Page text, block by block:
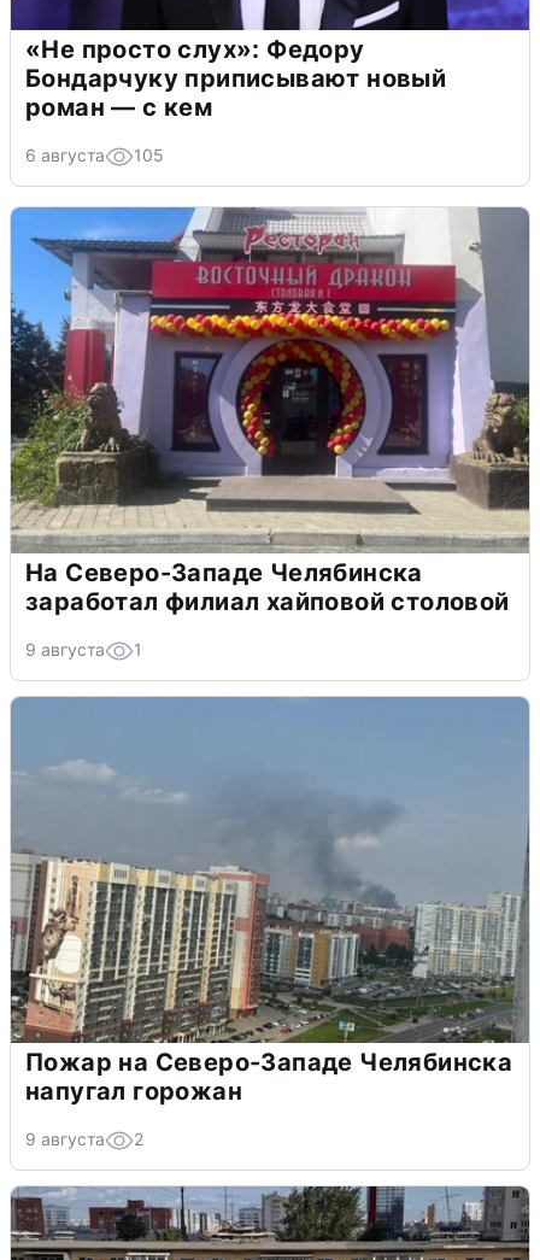
«Не просто слух»: Федору
Бондарчуку приписывают новый
роман — с кем
6 августа 105
На Северо-Западе Челябинска
заработал филиал хайповой столовой
9 августа 1
Пожар на Северо-Западе Челябинска
напугал горожан
9 августа 2